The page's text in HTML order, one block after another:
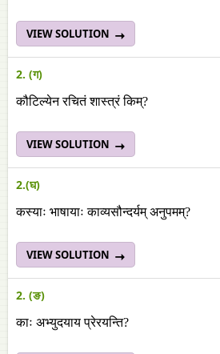
VIEW SOLUTION
2. (ग)
कौटिल्येन रचितं शास्त्रं किम्?
VIEW SOLUTION
2.(घ)
कस्याः भाषायाः काव्यसौन्दर्यम् अनुपमम्?
VIEW SOLUTION
2. (ङ)
काः अभ्युदयाय प्रेरयन्ति?